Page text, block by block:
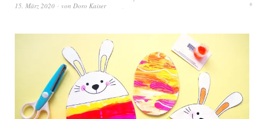
15. März 2020 von Doro Kaiser